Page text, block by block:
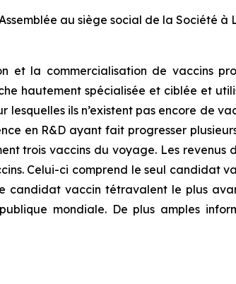
au siège social de la Société à
et la commercialisation de vaccins
hautement spécialisée et ciblée et
ils n’existent pas encore de
en R&D ayant fait progresser
trois vaccins du voyage. Les revenus
Celui-ci comprend le seul candidat
candidat vaccin tétravalent le plus
mondiale. De plus amples